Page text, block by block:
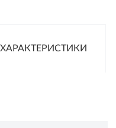
ХАРАКТЕРИСТИКИ